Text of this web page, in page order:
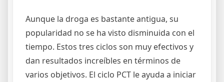
Aunque la droga es bastante antigua, su
popularidad no se ha visto disminuida con el
tiempo. Estos tres ciclos son muy efectivos y
dan resultados increíbles en términos de
varios objetivos. El ciclo PCT le ayuda a iniciar